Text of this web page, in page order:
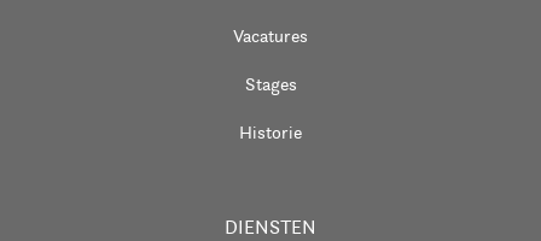
Vacatures
Stages
Historie
DIENSTEN